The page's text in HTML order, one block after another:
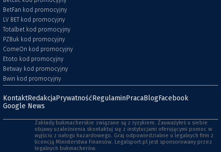
BetFan kod promocyjny
LV BET kod promocyjny
Totalbet kod promocyjny
PZBuk kod promocyjny
ComeOn kod promocyjny
Etoto kod promocyjny
Betway kod promocyjny
Bwin kod promocyjny
KontaktRedakcjaPrywatnośćRegulaminPracaBlogFacebook
Google News
Zakłady bukmacherskie związane są z ryzykiem. Zauważyłeś u siebie
objawy uzależnienia skontaktuj się z instytucjami oferującymi pomoc w
wyjściu z nałogu hazardowego. Graj odpowiedzialnie u legalnych firm z
licencją Ministerstwa Finansów. Legalsport.pl jest sponsorowany przez
legalnych bukmacherów.